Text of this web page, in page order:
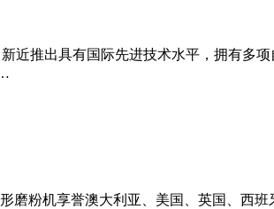
近推出具有国际先进技术水平，拥有多
磨粉机享誉澳大利亚、美国、英国、西